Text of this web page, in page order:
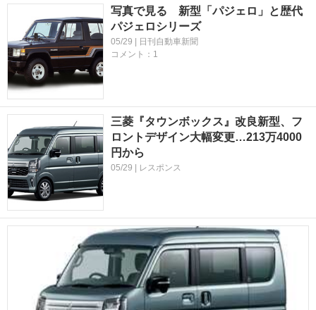
写真で見る 新型「パジェロ」と歴代
パジェロシリーズ
05/29 | 日刊自動車新聞
コメント：1
三菱『タウンボックス』改良新型、フ
ロントデザイン大幅変更…213万4000
円から
05/29 | レスポンス